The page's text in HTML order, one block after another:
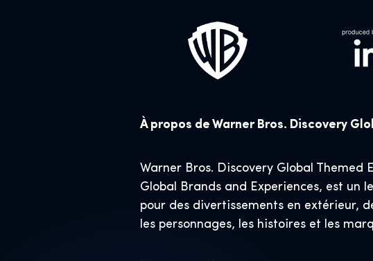
À propos de Warner Bros. Discovery
Warner Bros. Discovery Global
Global Brands and Experiences, est un
pour des divertissements en extérieur,
les personnages, les histoires et les